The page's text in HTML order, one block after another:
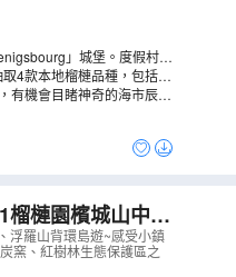
」城堡。度假村佔
式設計，典雅舒適，可欣
4款本地榴槤品種，包括D1
果拼盤，包你「榴槤」忘
有機會目睹神奇的海市辰樓
榴槤園檳城山中果
蟲（AMPEN06M
浮羅山背環島遊~感受小鎮
窯、紅樹林生態保護區之